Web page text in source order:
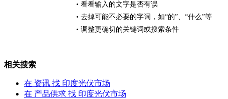
• 看看输入的文字是否有误
• 去掉可能不必要的字词，如“的”、“什么”等
• 调整更确切的关键词或搜索条件
相关搜索
在 资讯 找 印度光伏市场
在 产品供求 找 印度光伏市场